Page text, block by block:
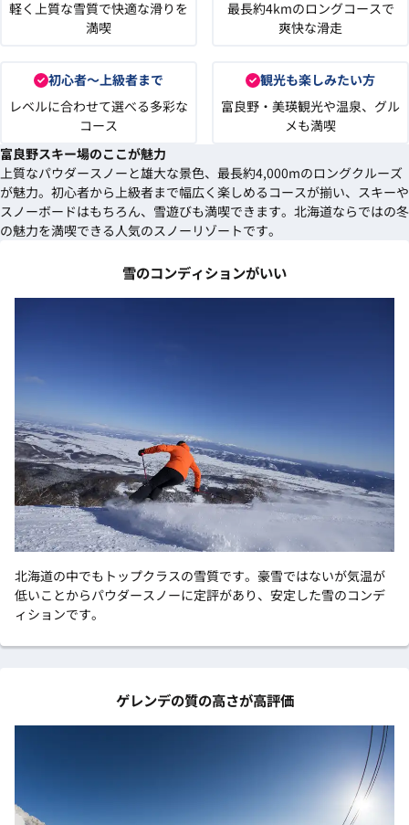
軽く上質な雪質で快適な滑りを
満喫
最長約4kmのロングコースで
爽快な滑走
初心者～上級者まで
レベルに合わせて選べる多彩な
コース
観光も楽しみたい方
富良野・美瑛観光や温泉、グル
メも満喫
富良野スキー場のここが魅力
上質なパウダースノーと雄大な景色、最長約4,000mのロングクルーズ
が魅力。初心者から上級者まで幅広く楽しめるコースが揃い、スキーや
スノーボードはもちろん、雪遊びも満喫できます。北海道ならではの冬
の魅力を満喫できる人気のスノーリゾートです。
雪のコンディションがいい
北海道の中でもトップクラスの雪質です。豪雪ではないが気温が
低いことからパウダースノーに定評があり、安定した雪のコンデ
ィションです。
ゲレンデの質の高さが高評価